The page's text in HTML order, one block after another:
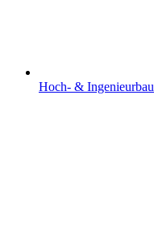
Hoch- & Ingenieurbau